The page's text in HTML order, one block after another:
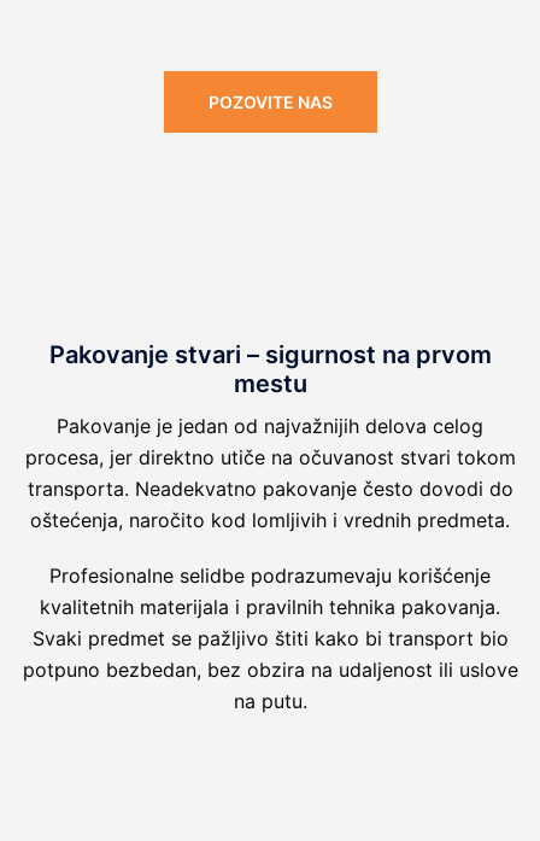
POZOVITE NAS
Pakovanje stvari – sigurnost na prvom
mestu
Pakovanje je jedan od najvažnijih delova celog
procesa, jer direktno utiče na očuvanost stvari tokom
transporta. Neadekvatno pakovanje često dovodi do
oštećenja, naročito kod lomljivih i vrednih predmeta.
Profesionalne selidbe podrazumevaju korišćenje
kvalitetnih materijala i pravilnih tehnika pakovanja.
Svaki predmet se pažljivo štiti kako bi transport bio
potpuno bezbedan, bez obzira na udaljenost ili uslove
na putu.